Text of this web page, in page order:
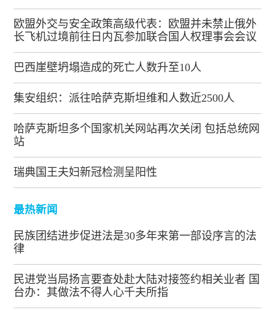
欧盟外交与安全政策高级代表：欧盟并未禁止俄外
长飞机过境前往日内瓦参加联合国人权理事会会议
巴西崖壁坍塌造成的死亡人数升至10人
集安组织：派往哈萨克斯坦维和人数近2500人
哈萨克斯坦多个国家机关网站再次关闭 包括总统网
站
瑞典国王夫妇新冠检测呈阳性
最热新闻
民族团结进步促进法是30多年来第一部设序言的法
律
民进党当局扬言要查处赴大陆对接签约相关业者 国
台办：其做法不得人心千夫所指